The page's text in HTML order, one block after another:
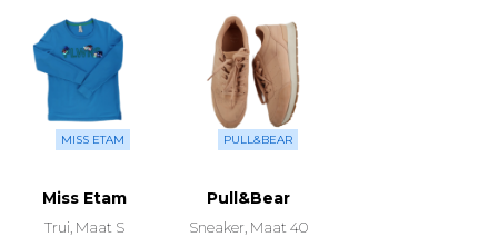
MISS ETAM
Miss Etam
Trui, Maat S
PULL&BEAR
Pull&Bear
Sneaker, Maat 40